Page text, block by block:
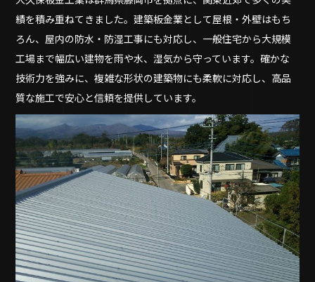
績を積み重ねてきました。建築板金業として屋根・外壁はもち
ろん、屋内の防水・防湿工事にも対応し、一般住宅から大規模
工場まで幅広い建物を雨や水、湿気から守っています。確かな
技術力を強みに、複雑な形状の建築物にも柔軟に対応し、高品
質な施工で安心と信頼を提供しています。